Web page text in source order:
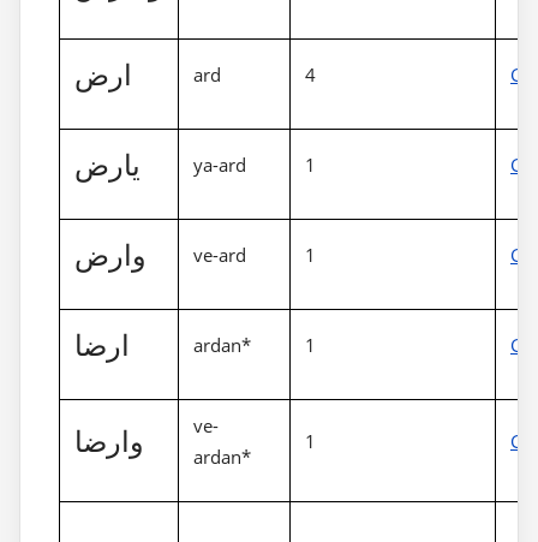
ارض ard 4
يارض ya-ard 1
وارض ve-ard 1
ارضا ardan* 1
وارضا
ve-
ardan*
1